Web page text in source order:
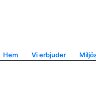
Hem Vi erbjuder